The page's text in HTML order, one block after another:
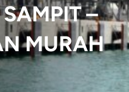
–
MURAH